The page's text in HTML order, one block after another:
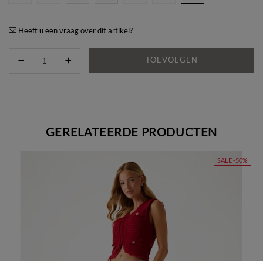
Heeft u een vraag over dit artikel?
TOEVOEGEN
GERELATEERDE PRODUCTEN
SALE -50%